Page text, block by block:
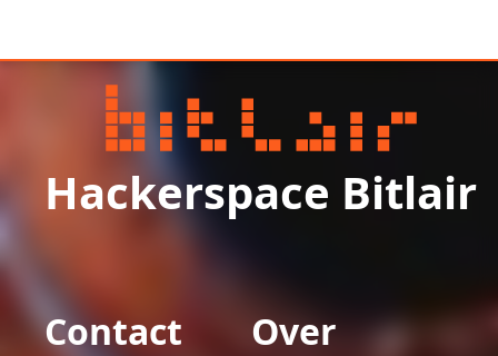
Hackerspace Bitlair
Contact Over